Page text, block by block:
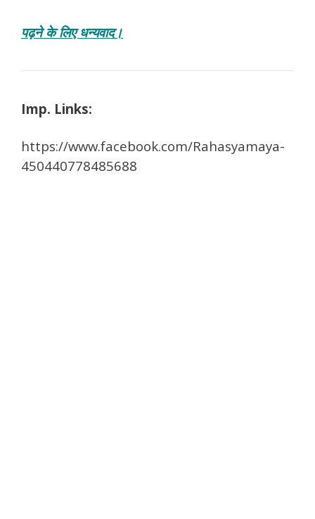
पढ़ने के लिए धन्यवाद।
Imp. Links:
https://www.facebook.com/Rahasyamaya-
450440778485688